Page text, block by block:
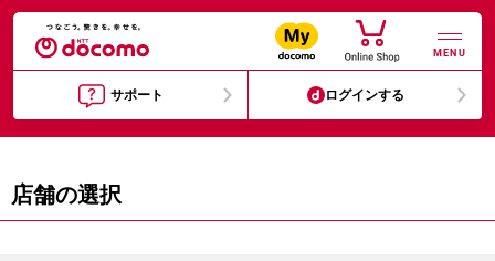
MENU
サポート ログインする
店舗の選択